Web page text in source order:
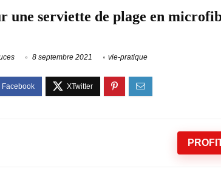
une serviette de plage en
8 septembre 2021 vie-pratique